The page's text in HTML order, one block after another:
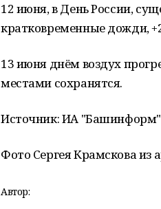
12 июня, в День России,
кратковременные дожди,
13 июня днём воздух
местами сохранятся.
Источник: ИА
Фото Сергея Крамскова из
Автор: